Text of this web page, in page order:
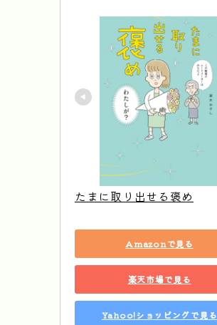
たまに取り出せる褒め
Amazonで見る
楽天市場で見る
Yahoo!ショッピングで見る